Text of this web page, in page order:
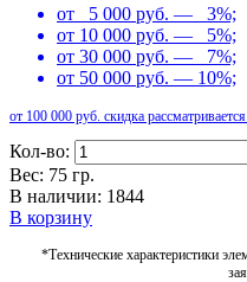
от 5 000 руб. — 3%;
от 10 000 руб. — 5%;
от 30 000 руб. — 7%;
от 50 000 руб. — 10%;
от 100 000 руб. скидка
Кол-во:
Вес: 75 гр.
В наличии: 1844
В корзину
*Технические характеристики